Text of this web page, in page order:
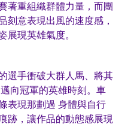
著重組織群體力量，而團
刻意表現出風的速度感，
展現英雄氣度。
選手衝破大群人馬、將其
向冠軍的英雄時刻。車
表現那劃過 身體與自行
跡，讓作品的動態感展現